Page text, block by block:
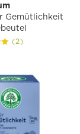
Gemütlichkeit
(2)